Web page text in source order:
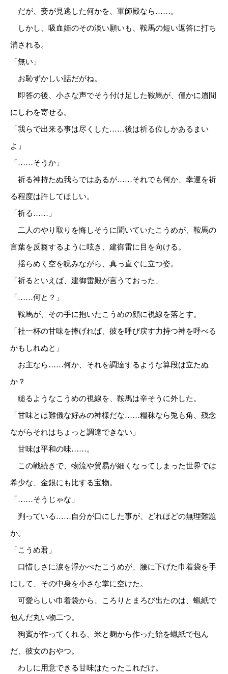
だが、妾が見逃した何かを、軍師殿なら……。
しかし、吸血姫のその淡い願いも、鞍馬の短い返答に打ち
消される。
「無い」
お恥ずかしい話だがね。
即答の後、小さな声でそう付け足した鞍馬が、僅かに眉間
にしわを寄せる。
「我らで出来る事は尽くした……後は祈る位しかあるまい
よ」
「……そうか」
祈る神持たぬ我らではあるが……それでも何か、幸運を祈
る程度は許してほしい。
「祈る……」
二人のやり取りを悔しそうに聞いていたこうめが、鞍馬の
言葉を反芻するように呟き、建御雷に目を向ける。
揺らめく空を睨みながら、真っ直ぐに立つ姿。
「祈るといえば、建御雷殿が言うておった」
「……何と？」
鞍馬が、その手に抱いたこうめの顔に視線を落とす。
「社一杯の甘味を捧げれば、彼を呼び戻す力持つ神を呼べる
かもしれぬと」
お主なら……何か、それを調達するような算段は立たぬ
か？
縋るようなこうめの視線を、鞍馬は辛そうに外した。
「甘味とは難儀な好みの神様だな……糧秣なら兎も角、残念
ながらそれはちょっと調達できない」
甘味は平和の味……。
この戦続きで、物流や貿易が細くなってしまった世界では
希少な、金銀にも比する宝物。
「……そうじゃな」
判っている……自分が口にした事が、どれほどの無理難題
か。
「こうめ君」
口惜しさに涙を浮かべたこうめが、腰に下げた巾着袋を手
にして、その中身を小さな掌に空けた。
可愛らしい巾着袋から、ころりとまろび出たのは、蝋紙で
包んだ丸い物二つ。
狗賓が作ってくれる、米と麹から作った飴を蝋紙で包ん
だ、彼女のおやつ。
わしに用意できる甘味はたったこれだけ。